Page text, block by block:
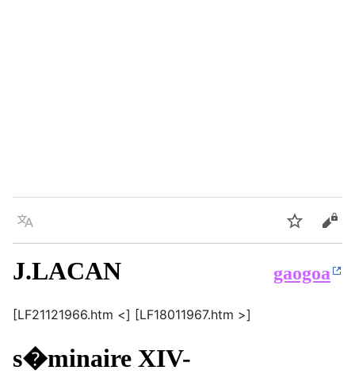
Language Watch
J.LACAN gaogoa
[LF21121966.htm <] [LF18011967.htm >]
s�minaire XIV-